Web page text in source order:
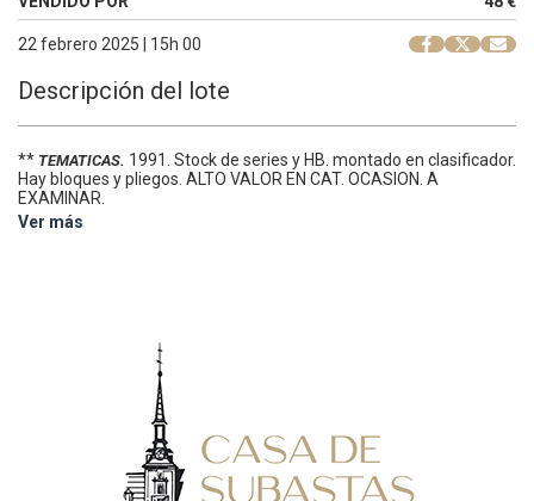
22 febrero 2025 | 15h 00
Descripción del lote
** TEMATICAS. 1991. Stock de series y HB. montado en clasificador.
Hay bloques y pliegos. ALTO VALOR EN CAT. OCASION. A
EXAMINAR.
Ver más